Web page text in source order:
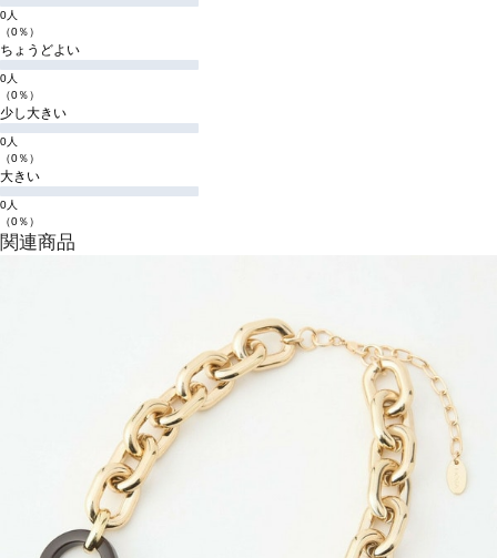
0人
（0％）
ちょうどよい
0人
（0％）
少し大きい
0人
（0％）
大きい
0人
（0％）
関連商品